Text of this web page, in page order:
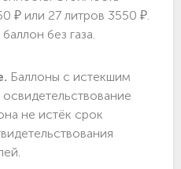
₽ или 27 литров 3550 ₽.
без газа.
Баллоны с истекшим
не истёк срок